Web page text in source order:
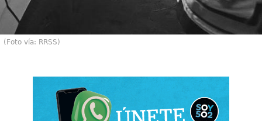
(Foto vía: RRSS)